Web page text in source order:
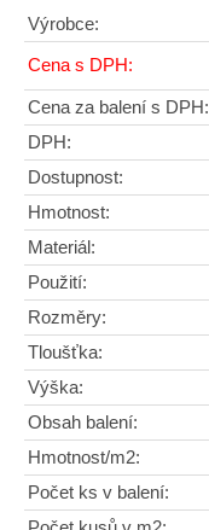
Výrobce:
Cena s DPH:
Cena za balení s DPH:
DPH:
Dostupnost:
Hmotnost:
Materiál:
Použití:
Rozměry:
Tloušťka:
Výška:
Obsah balení:
Hmotnost/m2:
Počet ks v balení: